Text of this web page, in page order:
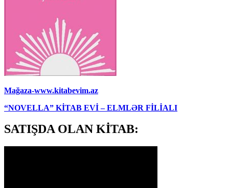
Mağaza-www.kitabevim.az
“NOVELLA” KİTAB EVİ – ELMLƏR FİLİALI
SATIŞDA OLAN KİTAB: